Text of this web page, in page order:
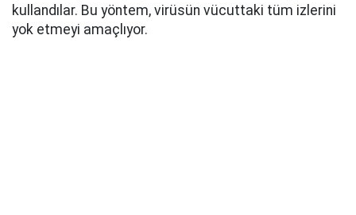
kullandılar. Bu yöntem, virüsün vücuttaki tüm izlerini
yok etmeyi amaçlıyor.